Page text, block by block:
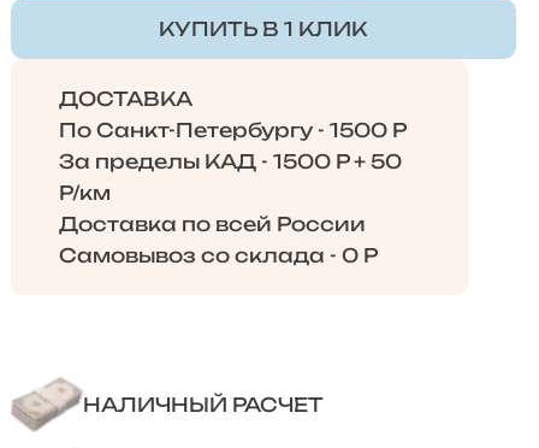
КУПИТЬ В 1 КЛИК
ДОСТАВКА
По Санкт-Петербургу - 1500 Р
За пределы КАД - 1500 Р + 50
Р/км
Доставка по всей России
Самовывоз со склада - 0 Р
НАЛИЧНЫЙ РАСЧЕТ